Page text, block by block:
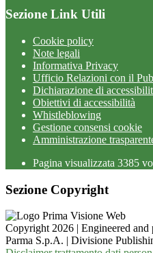
Sezione Link Utili
Cookie policy
Note legali
Informativa Privacy
Ufficio Relazioni con il
Dichiarazione di
Obiettivi di accessibilità
Whistleblowing
Gestione consensi cookie
Amministrazione
Pagina visualizzata 3385
Sezione Copyright
Copyright 2026 | Engineered
Parma S.p.A. | Divisione